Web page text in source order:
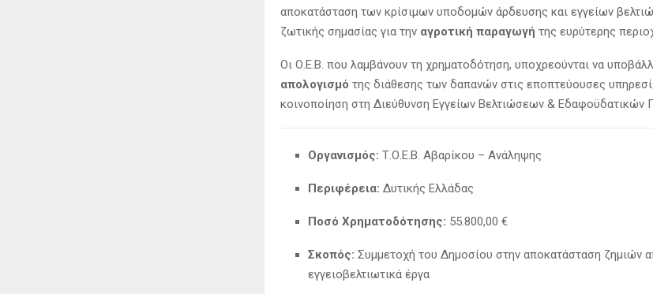
αποκατάσταση των κρίσιμων υποδομών άρδευσης και εγγείων
ζωτικής σημασίας για την αγροτική παραγωγή της ευρύτερης
Οι Ο.Ε.Β. που λαμβάνουν τη χρηματοδότηση, υποχρεούνται να
απολογισμό της διάθεσης των δαπανών στις εποπτεύουσες
κοινοποίηση στη Διεύθυνση Εγγείων Βελτιώσεων & Εδαφοϋδατικών
Οργανισμός: Τ.Ο.Ε.Β. Αβαρίκου – Ανάληψης
Περιφέρεια: Δυτικής Ελλάδας
Ποσό Χρηματοδότησης: 55.800,00 €
Σκοπός: Συμμετοχή του Δημοσίου στην αποκατάσταση ζημιών
εγγειοβελτιωτικά έργα